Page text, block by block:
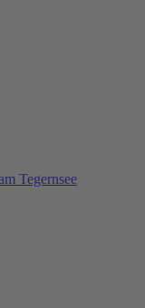
Tegernsee